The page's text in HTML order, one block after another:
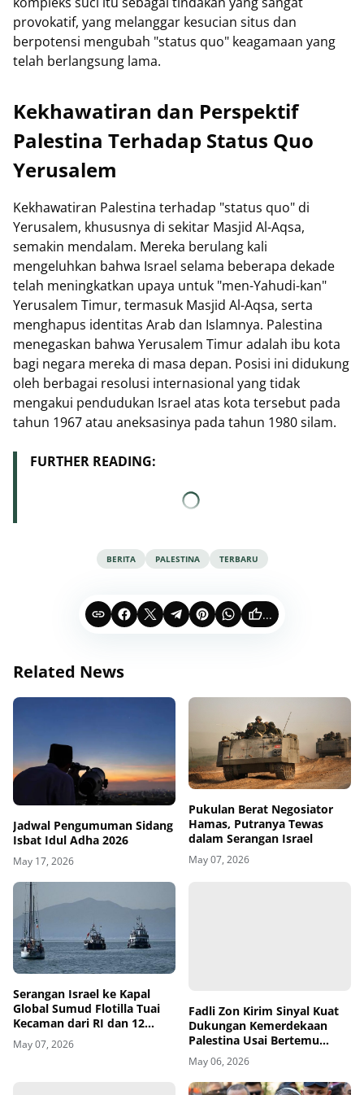
provokatif, yang melanggar kesucian situs dan
berpotensi mengubah "status quo" keagamaan yang
telah berlangsung lama.
Kekhawatiran dan Perspektif
Palestina Terhadap Status Quo
Yerusalem
Kekhawatiran Palestina terhadap "status quo" di
Yerusalem, khususnya di sekitar Masjid Al-Aqsa,
semakin mendalam. Mereka berulang kali
mengeluhkan bahwa Israel selama beberapa dekade
telah meningkatkan upaya untuk "men-Yahudi-kan"
Yerusalem Timur, termasuk Masjid Al-Aqsa, serta
menghapus identitas Arab dan Islamnya. Palestina
menegaskan bahwa Yerusalem Timur adalah ibu kota
bagi negara mereka di masa depan. Posisi ini didukung
oleh berbagai resolusi internasional yang tidak
mengakui pendudukan Israel atas kota tersebut pada
tahun 1967 atau aneksasinya pada tahun 1980 silam.
FURTHER READING:
BERITA PALESTINA TERBARU
...
Related News
Jadwal Pengumuman Sidang
Isbat Idul Adha 2026
May 17, 2026
Pukulan Berat Negosiator
Hamas, Putranya Tewas
dalam Serangan Israel
May 07, 2026
Serangan Israel ke Kapal
Global Sumud Flotilla Tuai
Kecaman dari RI dan 12
Negara
May 07, 2026
Dukungan Kemerdekaan
Palestina Usai Bertemu
Delegasi di Kemenbud
May 06, 2026